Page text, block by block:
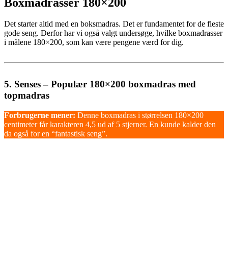
Det starter altid med en boksmadras. Det er fundamentet for de fleste
gode seng. Derfor har vi også valgt undersøge, hvilke boxmadrasser
i målene 180×200, som kan være pengene værd for dig.
5. Senses – Populær 180×200 boxmadras med
topmadras
Forbrugerne mener: Denne boxmadras i størrelsen 180×200
centimeter får karakteren 4,5 ud af 5 stjerner. En kunde kalder den
da også for en “fantastisk seng”.